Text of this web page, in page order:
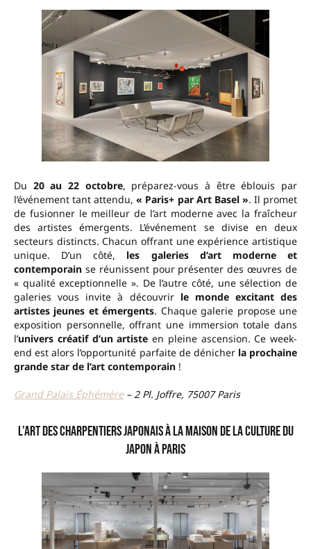
Du 20 au 22 octobre, préparez-vous à être éblouis par
l’événement tant attendu,« Paris+ par Art Basel ». Il promet
de fusionner le meilleur de l’art moderne avec la fraîcheur
des artistes émergents. L’événement se divise en deux
secteurs distincts. Chacun offrant une expérience artistique
unique. D’un côté, les galeries d’art moderne et
contemporain se réunissent pour présenter des œuvres de
« qualité exceptionnelle ». De l’autre côté, une sélection de
galeries vous invite à découvrir le monde excitant des
artistes jeunes et émergents. Chaque galerie propose une
exposition personnelle, offrant une immersion totale dans
l’univers créatif d’un artiste en pleine ascension. Ce week-
end est alors l’opportunité parfaite de dénicher la prochaine
grande star de l’art contemporain !
Grand Palais Éphémère– 2 Pl. Joffre, 75007 Paris
L’art des charpentiers japonais à la Maison de la culture du
Japon à Paris